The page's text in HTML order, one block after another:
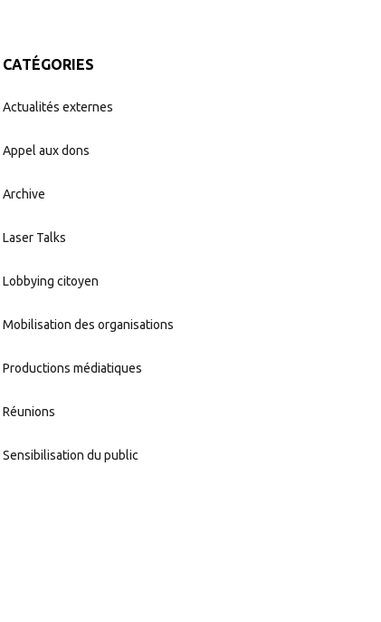
CATÉGORIES
Actualités externes
Appel aux dons
Archive
Laser Talks
Lobbying citoyen
Mobilisation des organisations
Productions médiatiques
Réunions
Sensibilisation du public